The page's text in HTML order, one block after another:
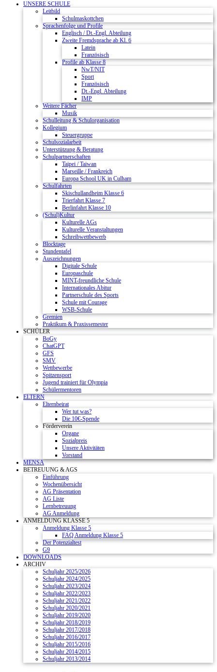
UNSERE SCHULE
Leitbild
Schulmaskottchen
Sprachenfolge und Profile
Englisch / Dt.-Engl. Abteilung
Zweite Fremdsprache ab Kl. 6
Latein
Französisch
Profile ab Klasse 8
NwT/NIT
Sport
Französisch
Dt.-Engl. Abteilung
IMP
Weitere Fächer
Musik
Schulleitung & Schulorganisation
Kollegium
Steuergruppe
Schulsozialarbeit
Unterstützung & Beratung
Schulpartnerschaften
Taipei / Taiwan
Marseille / Frankreich
Europa School UK in Culham
Schulfahrten
Skischullandheim Klasse 6
Trierfahrt Klasse 7
Berlinfahrt Klasse 10
(Schul)Kultur
Kulturelle AGs
Kulturelle Veranstaltungen
Schreibwettbewerb
Blocktage
Stundentafel
Auszeichnungen
Digitale Schule
Europaschule
MINT-freundliche Schule
Internationales Abitur
Partnerschule des Sports
Schule mit Courage
WSB-Schule
Gremien
Praktikum & Praxissemester
SCHÜLER
BoGy
ChatGPT
GFS
SMV
Wettbewerbe
Spitzensport
Jugend trainiert für Olympia
Schülermentoren
ELTERN
Elternbeirat
Wer tut was?
Die 10€-Spende
Förderverein
Organe
Sozialpreis
Unsere Aktivitäten
Vorstand
MENSA
BETREUUNG & AGS
Einführung
Wochenübersicht
AG Präsentation
AG Liste
Lernbetreuung
AG Anmeldung
ANMELDUNG KLASSE 5
Anmeldung Klasse 5
FAQ Anmeldung Klasse 5
Der Potenzialtest
G9
DOWNLOADS
ARCHIV
Schuljahr 2025/2026
Schuljahr 2024/2025
Schuljahr 2023/2024
Schuljahr 2022/2023
Schuljahr 2021/2022
Schuljahr 2020/2021
Schuljahr 2019/2020
Schuljahr 2018/2019
Schuljahr 2017/2018
Schuljahr 2016/2017
Schuljahr 2015/2016
Schuljahr 2014/2015
Schuljahr 2013/2014